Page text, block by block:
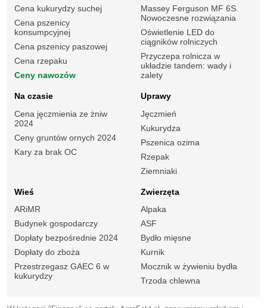
Cena kukurydzy suchej
Cena pszenicy
konsumpcyjnej
Cena pszenicy paszowej
Cena rzepaku
Ceny nawozów
Massey Ferguson MF 6S.
Nowoczesne rozwiązania
Oświetlenie LED do
ciągników rolniczych
Przyczepa rolnicza w
układzie tandem: wady i
zalety
Na czasie
Cena jęczmienia ze żniw
2024
Ceny gruntów ornych 2024
Kary za brak OC
Uprawy
Jęczmień
Kukurydza
Pszenica ozima
Rzepak
Ziemniaki
Wieś
ARiMR
Budynek gospodarczy
Dopłaty bezpośrednie 2024
Dopłaty do zboża
Przestrzegasz GAEC 6 w
kukurydzy
Zwierzęta
Alpaka
ASF
Bydło mięsne
Kurnik
Mocznik w żywieniu bydła
Trzoda chlewna